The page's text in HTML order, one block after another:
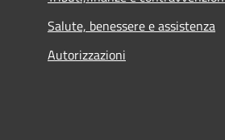
Salute, benessere e assistenza
Autorizzazioni